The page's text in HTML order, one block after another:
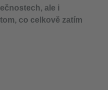
ale i
co celkově zatím